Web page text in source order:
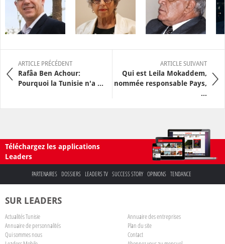
ARTICLE PRÉCÉDENT
Rafâa Ben Achour:
Pourquoi la Tunisie n'a ...
ARTICLE SUIVANT
Qui est Leila Mokaddem,
nommée responsable Pays,
...
Téléchargez les applications
Leaders
PARTENAIRES DOSSIERS LEADERS TV SUCCESS STORY OPINIONS TENDANCE
SUR LEADERS
Actualités Tunisie
Annuaire des entreprises
Annuaire de personnalités
Plan du site
Qui sommes nous
Contact